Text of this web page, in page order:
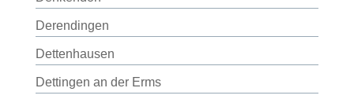
Derendingen
Dettenhausen
Dettingen an der Erms